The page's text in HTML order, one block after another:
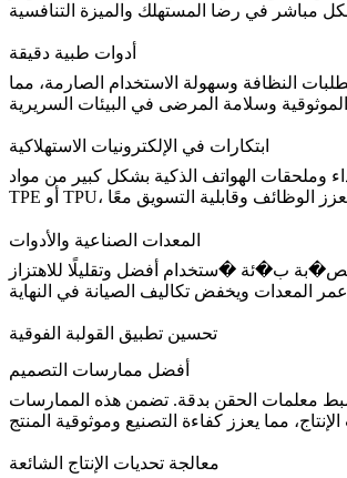
أدوات طبية دقيقة
النظافة وسهولة الاستخدام الصارمة، مما
ابتكارات في الإلكترونيات الاستهلاكية
وملحقات الهواتف الذكية بشكل كبير من مواد
المعدات الصناعية والأدوات
�لص�بة ب�ئة �ستخدام أفضل وتقليلًا للاهتزاز
تحسين تطبيق القولبة الفوقية
أفضل ممارسات التصميم
وضبط معلمات الحقن بدقة. تضمن هذه الممارسات
معالجة تحديات الإنتاج الشائعة